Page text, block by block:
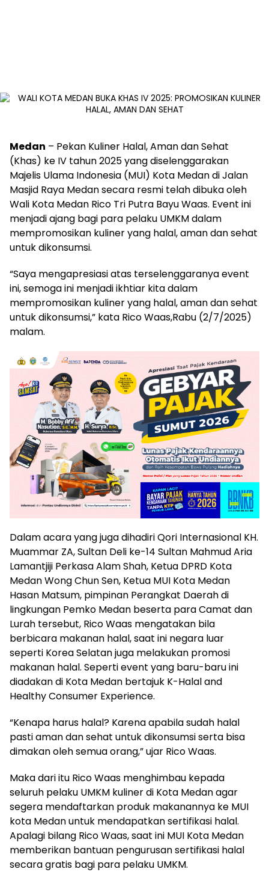
Medan – Pekan Kuliner Halal, Aman dan Sehat
(Khas) ke IV tahun 2025 yang diselenggarakan
Majelis Ulama Indonesia (MUI) Kota Medan di Jalan
Masjid Raya Medan secara resmi telah dibuka oleh
Wali Kota Medan Rico Tri Putra Bayu Waas. Event ini
menjadi ajang bagi para pelaku UMKM dalam
mempromosikan kuliner yang halal, aman dan sehat
untuk dikonsumsi.
“Saya mengapresiasi atas terselenggaranya event
ini, semoga ini menjadi ikhtiar kita dalam
mempromosikan kuliner yang halal, aman dan sehat
untuk dikonsumsi,” kata Rico Waas,Rabu (2/7/2025)
malam.
Dalam acara yang juga dihadiri Qori Internasional KH.
Muammar ZA, Sultan Deli ke-14 Sultan Mahmud Aria
Lamantjiji Perkasa Alam Shah, Ketua DPRD Kota
Medan Wong Chun Sen, Ketua MUI Kota Medan
Hasan Matsum, pimpinan Perangkat Daerah di
lingkungan Pemko Medan beserta para Camat dan
Lurah tersebut, Rico Waas mengatakan bila
berbicara makanan halal, saat ini negara luar
seperti Korea Selatan juga melakukan promosi
makanan halal. Seperti event yang baru-baru ini
diadakan di Kota Medan bertajuk K-Halal and
Healthy Consumer Experience.
“Kenapa harus halal? Karena apabila sudah halal
pasti aman dan sehat untuk dikonsumsi serta bisa
dimakan oleh semua orang,” ujar Rico Waas.
Maka dari itu Rico Waas menghimbau kepada
seluruh pelaku UMKM kuliner di Kota Medan agar
segera mendaftarkan produk makanannya ke MUI
kota Medan untuk mendapatkan sertifikasi halal.
Apalagi bilang Rico Waas, saat ini MUI Kota Medan
memberikan bantuan pengurusan sertifikasi halal
secara gratis bagi para pelaku UMKM.